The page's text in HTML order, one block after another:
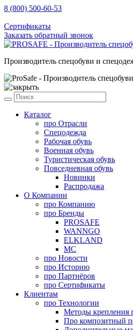
8 (800) 500-60-53
Сертификаты
Заказать обратный звонок
Производитель спецобуви и
Каталог
про Отрасли
Спецодежда
Рабочая обувь
Военная обувь
Туристическая обувь
Повседневная обувь
Новинки
Распродажа
О Компании
про Компанию
про Бренды
PROSAFE
WANNGO
ELKLAND
MC
про Новости
про Историю
про Партнёров
про Сертификаты
Клиентам
про Технологии
Методы крепления
Про композитный